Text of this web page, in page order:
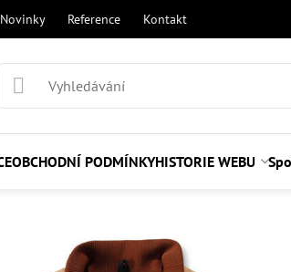
Novinky Reference Kontakt
OBCHODNÍ PODMÍNKYHISTORIE WEBU